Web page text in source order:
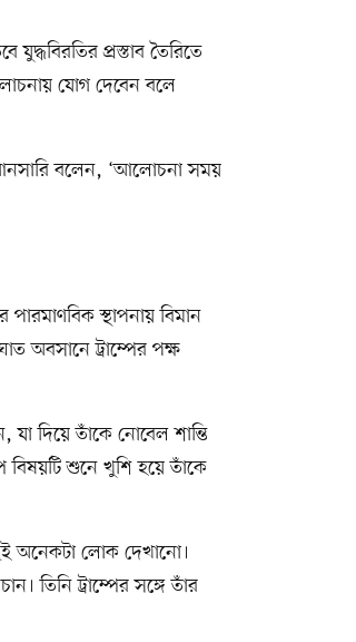
প্রস্তাব তৈরিতে
যোগ দেবেন বলে
আনসারি বলেন, ‘আলোচনা সময়
স্থাপনায় বিমান
অবসানে ট্রাম্পের পক্ষ
যা দিয়ে তাঁকে নোবেল শান্তি
বিষয়টি শুনে খুশি হয়ে তাঁকে
অনেকটা লোক দেখানো।
তিনি ট্রাম্পের সঙ্গে তাঁর